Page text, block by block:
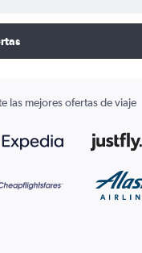
las mejores ofertas de viaje